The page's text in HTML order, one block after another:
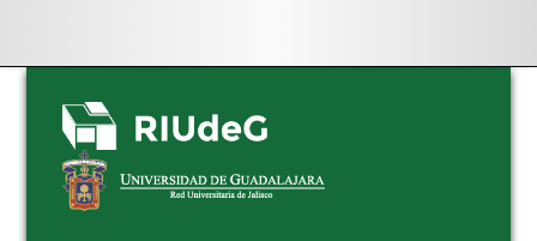
Skip
navigation